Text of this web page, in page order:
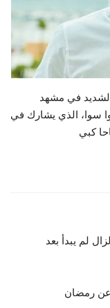
في مشهد
سوا، الذي يشارك في
كبي
لم يبدأ بعد
رمضان